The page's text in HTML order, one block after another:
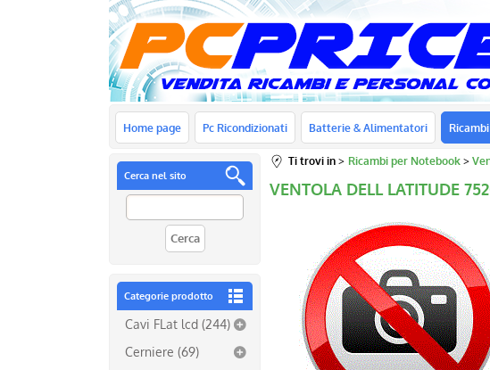
Home page Pc Ricondizionati Batterie & Alimentatori
Cerca nel sito
Categorie prodotto
Cavi FLat lcd (244)
Cerniere (69)
Ti trovi in Ricambi per Notebook
VENTOLA DELL LATITUDE